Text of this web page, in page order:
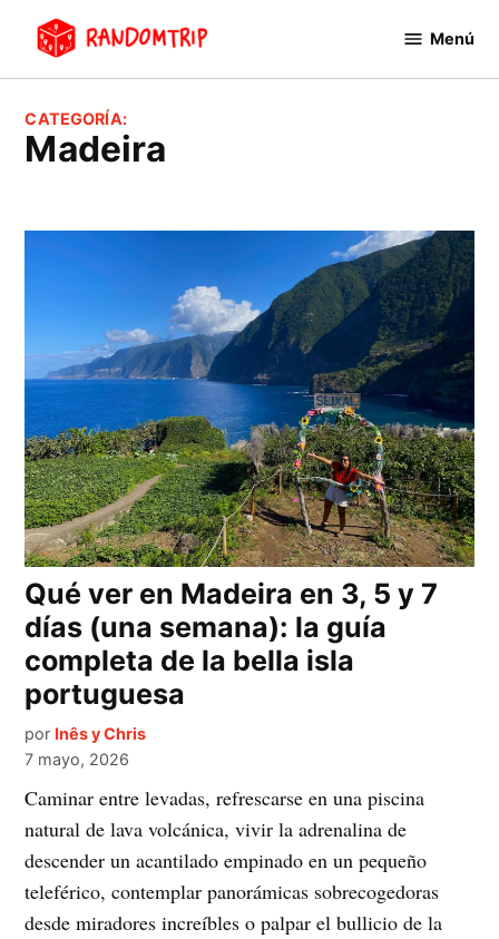
contenido
Menú
CATEGORÍA:
Madeira
Qué ver en Madeira en 3, 5 y 7
días (una semana): la guía
completa de la bella isla
portuguesa
por Inês y Chris
7 mayo, 2026
Caminar entre levadas, refrescarse en una piscina
natural de lava volcánica, vivir la adrenalina de
descender un acantilado empinado en un pequeño
teleférico, contemplar panorámicas sobrecogedoras
desde miradores increíbles o palpar el bullicio de la